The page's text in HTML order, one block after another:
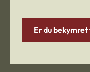
Er du